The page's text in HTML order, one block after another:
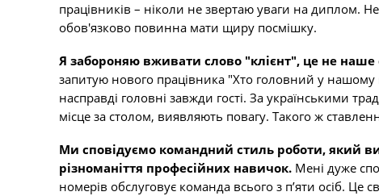
працівників – ніколи не звертаю уваги на диплом.
обов'язково повинна мати щиру посмішку.
Я забороняю вживати слово "клієнт", це не наше
запитую нового працівника "Хто головний у
насправді головні завжди гості. За українськими
місце за столом, виявляють повагу. Такого ж
Ми сповідуємо командний стиль роботи, який
різноманіття професійних навичок. Мені дуже
номерів обслуговує команда всього з п’яти осіб. Це